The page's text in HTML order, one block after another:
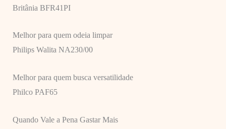
Britânia BFR41PI
Melhor para quem odeia limpar
Philips Walita NA230/00
Melhor para quem busca versatilidade
Philco PAF65
Quando Vale a Pena Gastar Mais